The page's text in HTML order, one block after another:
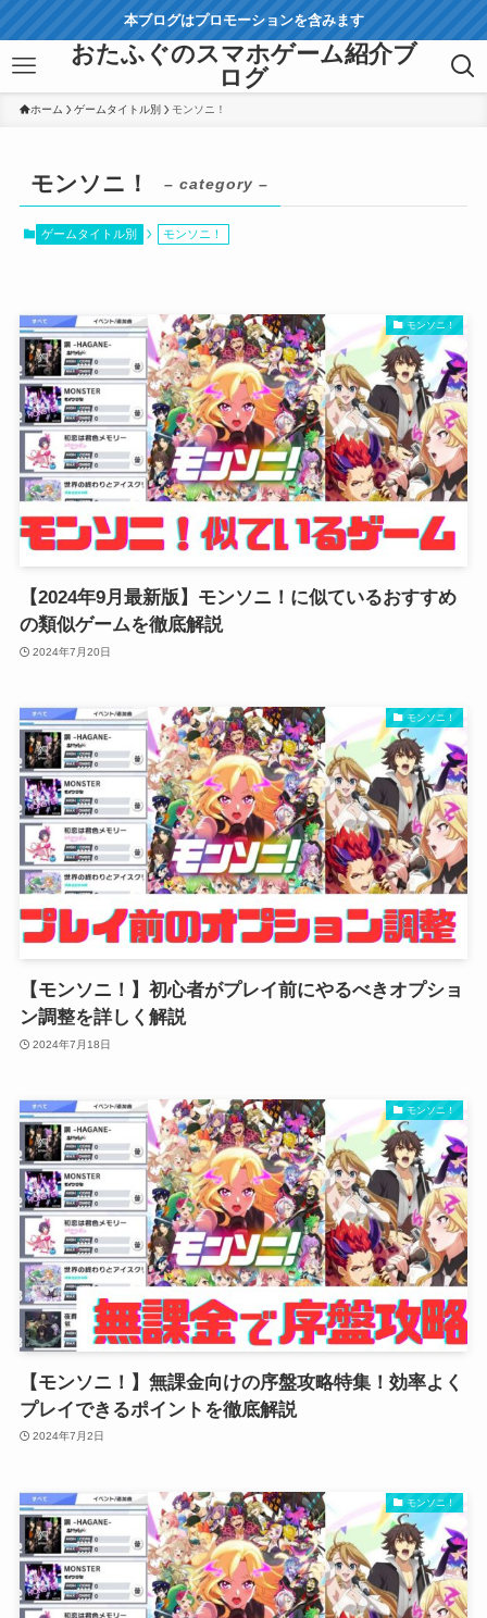
本ブログはプロモーションを含みます
おたふぐのスマホゲーム紹介ブ
ログ
ホーム ゲームタイトル別 モンソニ！
モンソニ！ – category –
ゲームタイトル別 モンソニ！
モンソニ！
【2024年9月最新版】モンソニ！に似ているおすすめ
の類似ゲームを徹底解説
2024年7月20日
モンソニ！
【モンソニ！】初心者がプレイ前にやるべきオプショ
ン調整を詳しく解説
2024年7月18日
モンソニ！
【モンソニ！】無課金向けの序盤攻略特集！効率よく
プレイできるポイントを徹底解説
2024年7月2日
モンソニ！